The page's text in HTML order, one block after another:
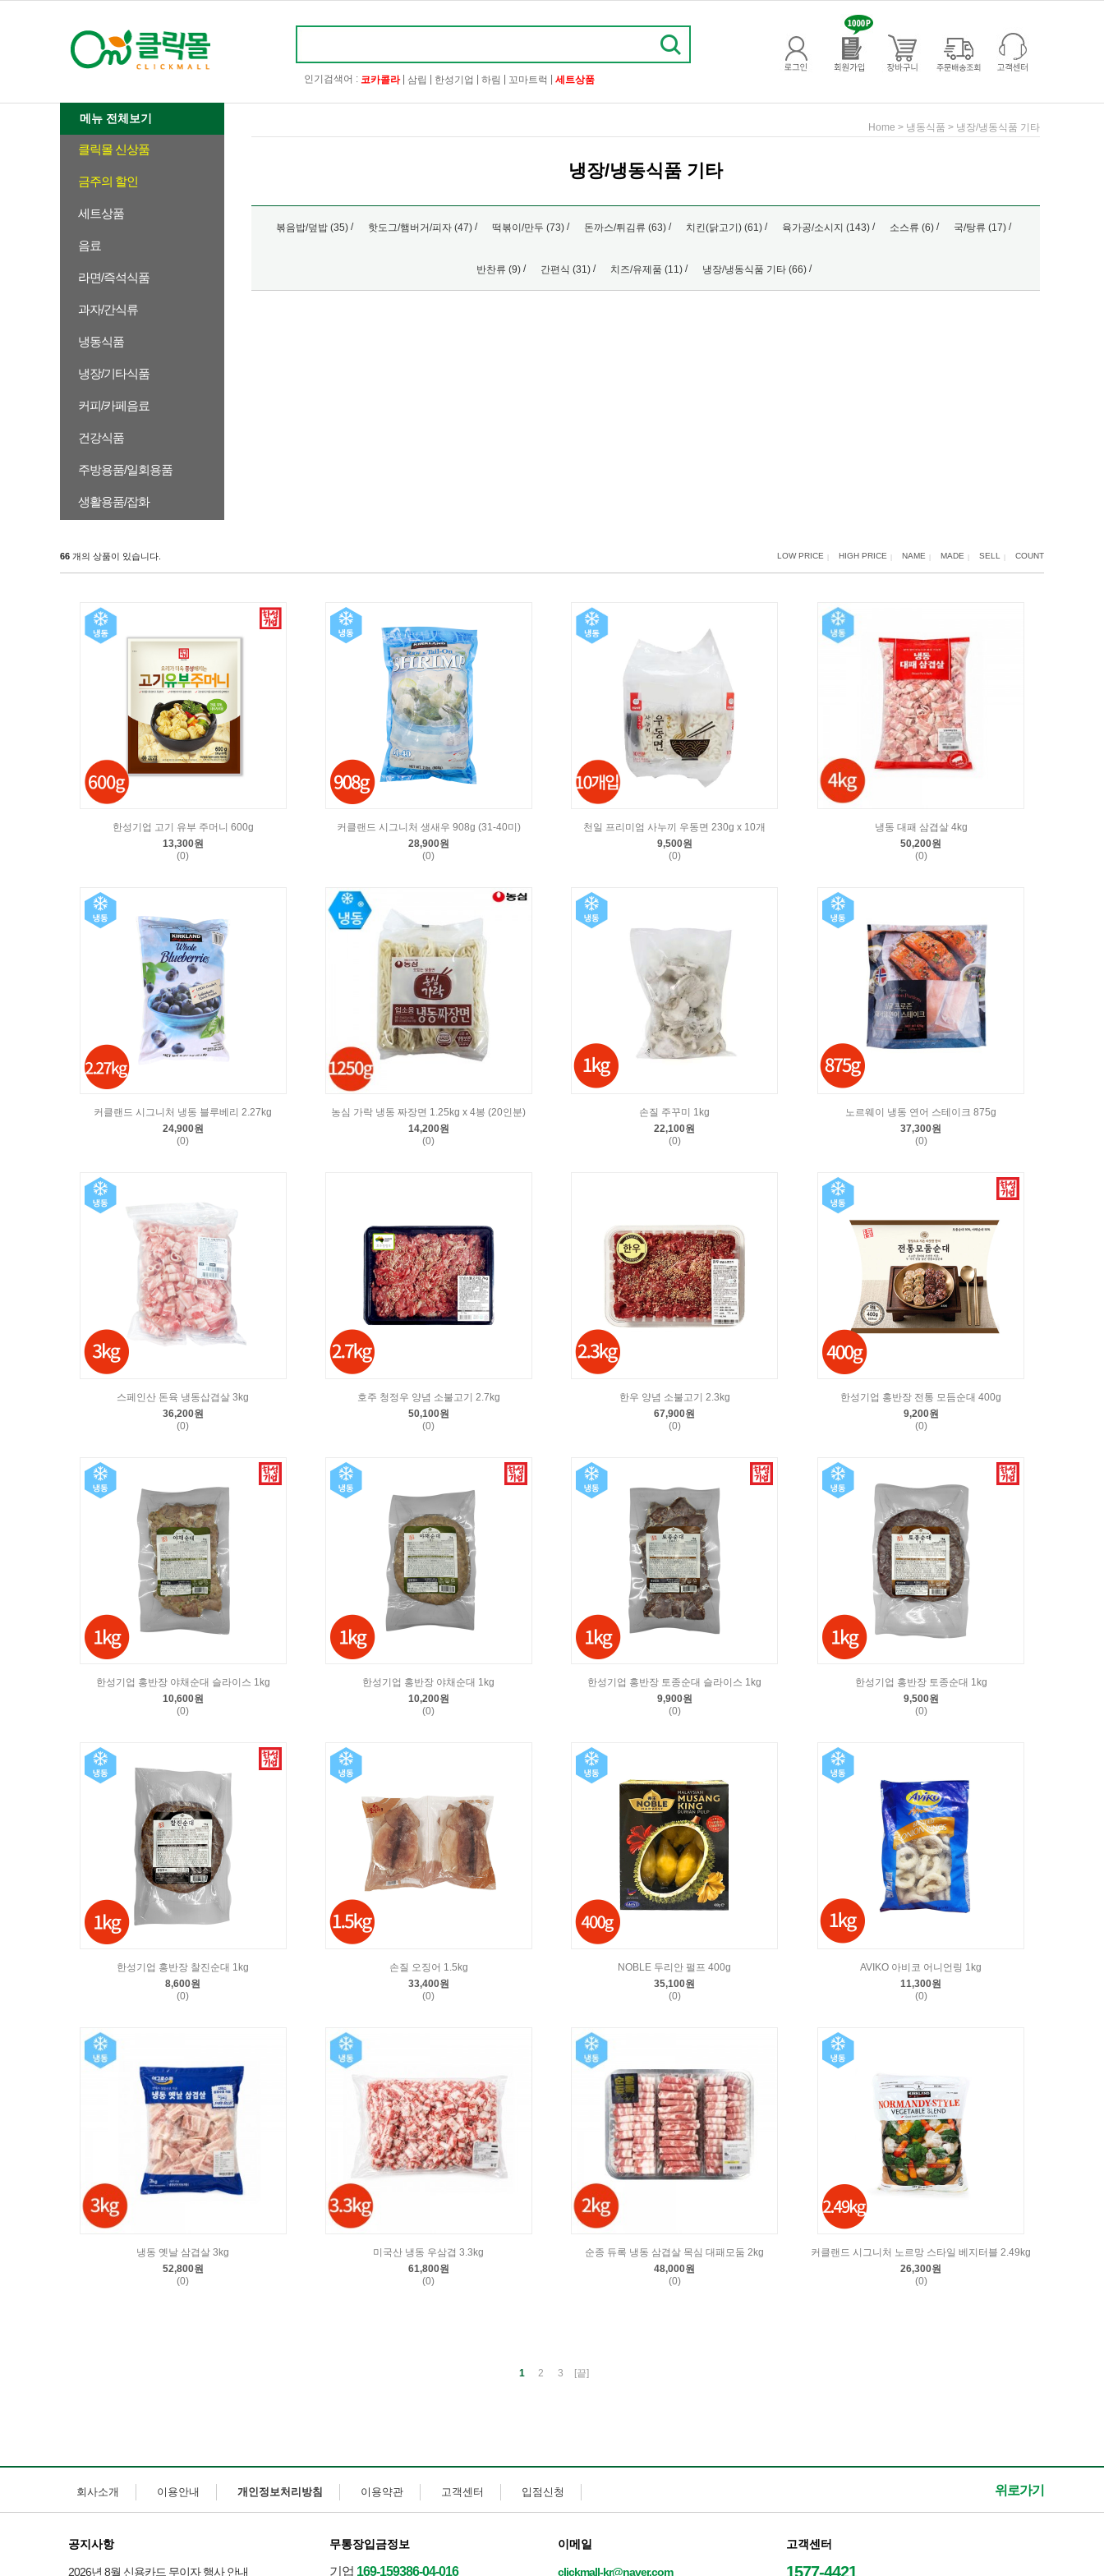
인기검색어 : 코카콜라| 삼립 한성기업 하림 꼬마트럭 세트상품
메뉴 전체보기
클릭몰 신상품
금주의 할인
세트상품
음료
라면/즉석식품
과자/간식류
냉동식품
냉장/기타식품
커피/카페음료
건강식품
주방용품/일회용품
생활용품/잡화
Home > 냉동식품 > 냉장/냉동식품 기타
냉장/냉동식품 기타
볶음밥/덮밥 (35) / 핫도그/햄버거/피자 (47) / 떡볶이/만두 (73) / 돈까스/튀김류 (63) / 치킨(닭고기) (61) / 육가공/소시지 (143) / 소스류 (6) / 국/탕류 (17) /
반찬류 (9)/ 간편식 (31)/ 치즈/유제품 (11)/ 냉장/냉동식품 기타 (66)/
66 개의 상품이 있습니다. LOW PRICE HIGH PRICE NAME MADE SELL COUNT
한성기업 고기 유부 주머니 600g
13,300원
(0)
커클랜드 시그니처 생새우 908g (31-40미)
28,900원
(0)
천일 프리미엄 사누끼 우동면 230g x 10개
9,500원
(0)
냉동 대패 삼겹살 4kg
50,200원
(0)
커클랜드 시그니처 냉동 블루베리 2.27kg
24,900원
(0)
농심 가락 냉동 짜장면 1.25kg x 4봉 (20인분)
14,200원
(0)
손질 주꾸미 1kg
22,100원
(0)
노르웨이 냉동 연어 스테이크 875g
37,300원
(0)
스페인산 돈육 냉동삽겹살 3kg
36,200원
(0)
호주 청정우 양념 소불고기 2.7kg
50,100원
(0)
한우 양념 소불고기 2.3kg
67,900원
(0)
한성기업 홍반장 전통 모듬순대 400g
9,200원
(0)
한성기업 홍반장 야채순대 슬라이스 1kg
10,600원
(0)
한성기업 홍반장 야채순대 1kg
10,200원
(0)
한성기업 홍반장 토종순대 슬라이스 1kg
9,900원
(0)
한성기업 홍반장 토종순대 1kg
9,500원
(0)
한성기업 홍반장 찰진순대 1kg
8,600원
(0)
손질 오징어 1.5kg
33,400원
(0)
NOBLE 두리안 펄프 400g
35,100원
(0)
AVIKO 아비코 어니언링 1kg
11,300원
(0)
냉동 옛날 삼겹살 3kg
52,800원
(0)
미국산 냉동 우삼겹 3.3kg
61,800원
(0)
순종 듀록 냉동 삼겹살 목심 대패모둠 2kg
48,000원
(0)
커클랜드 시그니처 노르망 스타일 베지터블 2.49kg
26,300원
(0)
1 2 3 [끝]
회사소개 이용안내 개인정보처리방침 이용약관 고객센터 입점신청 위로가기
공지사항
2026년 8월 신용카드 무이자 행사 안내
무통장입금정보
기업 169-159386-04-016
이메일
clickmall-kr@naver.com
고객센터
1577-4421